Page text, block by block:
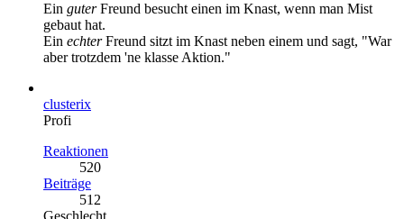
Ein guterFreund besucht einen im Knast, wenn man Mist
gebaut hat.
Ein echterFreund sitzt im Knast neben einem und sagt, "War
aber trotzdem 'ne klasse Aktion."
clusterix
Profi
Reaktionen
520
Beiträge
512